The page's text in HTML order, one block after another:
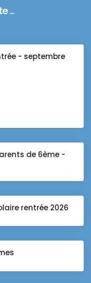
...
- septembre
de 6ème -
rentrée 2026